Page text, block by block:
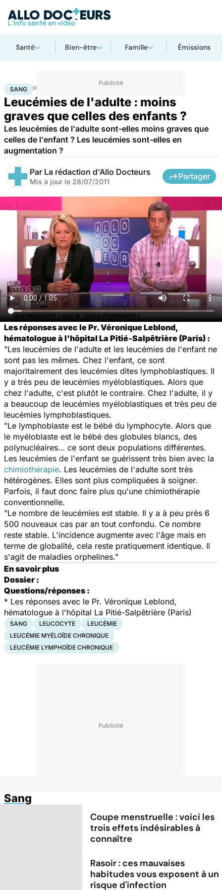
Santé Bien-être Famille Émissions
Accueil Santé
SANG
Leucémies de l'adulte : moins
graves que celles des enfants ?
Les leucémies de l'adulte sont-elles moins graves que
celles de l'enfant ? Les leucémies sont-elles en
augmentation ?
Par La rédaction d'Allo Docteurs
Mis à jour le 28/07/2011
Partager
Les réponses avec le Pr. Véronique Leblond,
hématologue à l'hôpital La Pitié-Salpêtrière (Paris) :
"Les leucémies de l'adulte et les leucémies de l'enfant ne
sont pas les mêmes. Chez l'enfant, ce sont
majoritairement des leucémies dites lymphoblastiques. Il
y a très peu de leucémies myéloblastiques. Alors que
chez l'adulte, c'est plutôt le contraire. Chez l'adulte, il y
a beaucoup de leucémies myéloblastiques et très peu de
leucémies lymphoblastiques.
"Le lymphoblaste est le bébé du lymphocyte. Alors que
le myéloblaste est le bébé des globules blancs, des
polynucléaires… ce sont deux populations différentes.
Les leucémies de l'enfant se guérissent très bien avec la
chimiothérapie. Les leucémies de l'adulte sont très
hétérogènes. Elles sont plus compliquées à soigner.
Parfois, il faut donc faire plus qu'une chimiothérapie
conventionnelle.
"Le nombre de leucémies est stable. Il y a à peu près 6
500 nouveaux cas par an tout confondu. Ce nombre
reste stable. L'incidence augmente avec l'âge mais en
terme de globalité, cela reste pratiquement identique. Il
s'agit de maladies orphelines."
En savoir plus
Dossier :
Questions/réponses :
* Les réponses avec le Pr. Véronique Leblond,
hématologue à l'hôpital La Pitié-Salpêtrière (Paris)
SANG LEUCOCYTE
LEUCÉMIE
LEUCÉMIE MYÉLOÏDE CHRONIQUE
LEUCÉMIE LYMPHOÏDE CHRONIQUE
Sang
Coupe menstruelle : voici les
trois effets indésirables à
connaître
Rasoir : ces mauvaises
habitudes vous exposent à un
risque d'infection